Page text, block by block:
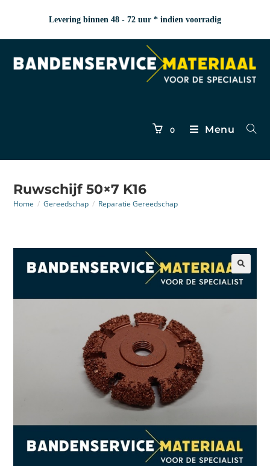
Levering binnen 48 - 72 uur * indien voorradig
0 Menu
Ruwschijf 50×7 K16
Home / Gereedschap / Reparatie Gereedschap
🔍